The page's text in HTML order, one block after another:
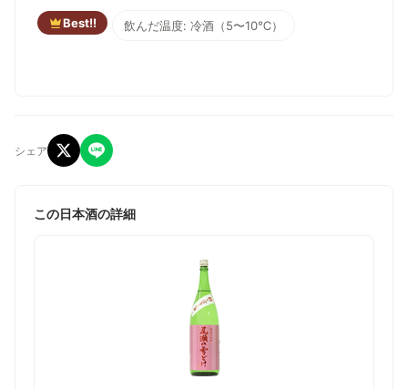
Best!! 飲んだ温度: 冷酒（5〜10℃）
シェア
この日本酒の詳細